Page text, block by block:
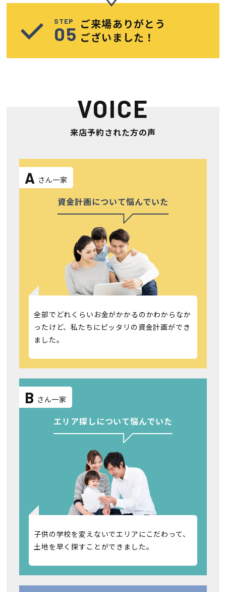
STEP
ご来場ありがとう
ございました！
VOICE
来店予約された方の声
A さん一家
資金計画について悩んでいた
全部でどれくらいお金がかかるのかわからなか
ったけど、私たちにピッタリの資金計画ができ
ました。
B さん一家
エリア探しについて悩んでいた
子供の学校を変えないでエリアにこだわって、
土地を早く探すことができました。